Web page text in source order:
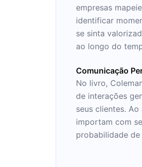
empresas
identificar
se sinta
ao longo do
Comunicação
No livro,
de interações
seus clientes.
importam com
probabilidade